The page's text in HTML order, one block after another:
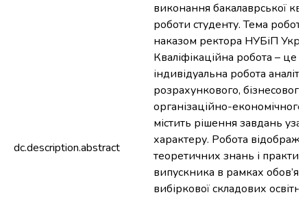
dc.description.abstract
виконання бакалаврської
роботи студенту. Тема
наказом ректора НУБіП
Кваліфікаційна робота – це
індивідуальна робота
розрахункового,
організаційно-
містить рішення завдань
характеру. Робота
теоретичних знань і
випускника в рамках
вибіркової складових